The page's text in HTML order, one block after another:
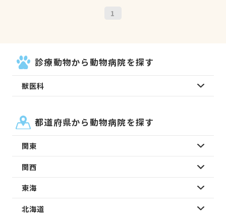
1
診療動物から動物病院を探す
獣医科
都道府県から動物病院を探す
関東
関西
東海
北海道